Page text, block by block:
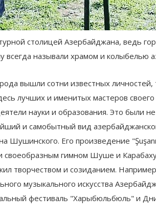
столицей Азербайджана, ведь
называли храмом и колыбелью
вышли сотни известных
лучших и именитых мастеров
науки и образования. Это
и самобытный вид
Шушинского. Его произведение
своеобразным гимном Шуше и
творчеством и созиданием.
музыкального искусства
фестиваль "Харыбюльбюль" и